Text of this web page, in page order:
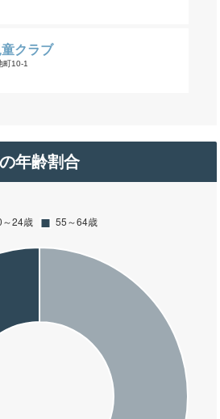
クラブ
町10-1
年齢割合